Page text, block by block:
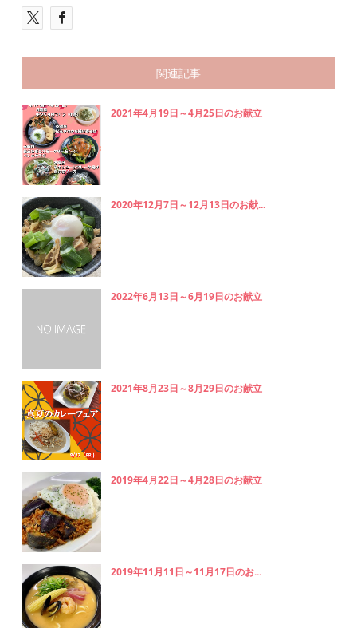
関連記事
2021年4月19日～4月25日のお献立
2020年12月7日～12月13日のお献...
2022年6月13日～6月19日のお献立
2021年8月23日～8月29日のお献立
2019年4月22日～4月28日のお献立
2019年11月11日～11月17日のお...